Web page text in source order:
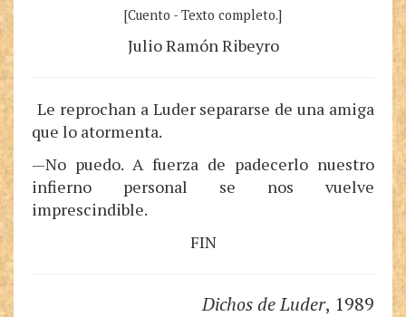
[Cuento - Texto completo.]
Julio Ramón Ribeyro
Le reprochan a Luder separarse de una amiga
que lo atormenta.
—No puedo. A fuerza de padecerlo nuestro
infierno personal se nos vuelve
imprescindible.
FIN
Dichos de Luder, 1989